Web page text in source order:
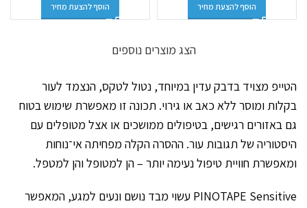
הוסף להצעת מחיר הוסף להצעת מחיר
הצג מוצרים נוספים
הטייפ מצויד בדבק עדין במיוחד, נטול לטקס, הנצמד לעור
בקלות ומוסר ללא כאב או גירוי. תכונה זו מאפשרת שימוש בטוח
גם באזורים רגישים, בטיפולים ממושכים או אצל מטופלים עם
היסטוריה של תגובות עור. ההסרה הקלה מפחיתה אי־נוחות
ומאפשרת חוויית טיפול נעימה יותר – הן למטופל והן למטפל.
PINOTAPE Sensitive עשוי מבד נושם ונעים למגע, המאפשר